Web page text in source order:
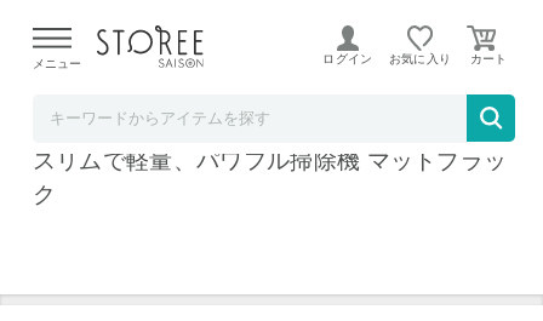
よる配送遅延が発生しております。
メニュー ログイン お気に入り
ダイソン SV50FF ペンシルバックフラフィ
スリムで軽量、パワフル掃除機 マットブラッ
ク